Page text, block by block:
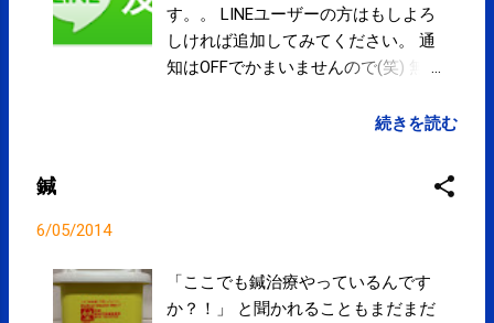
す。。 LINEユーザーの方はもしよろ
しければ追加してみてください。 通
知はOFFでかまいませんので(笑) 無
続きを読む
鍼
6/05/2014
「ここでも鍼治療やっているんです
か？！」 と聞かれることもまだまだ